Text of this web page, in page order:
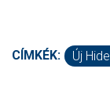
CÍMKÉK: Új